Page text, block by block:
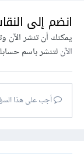
انضم إلى
يمكنك أن تنشر الآن
الآنلتنشر باسم
أجب على هذا